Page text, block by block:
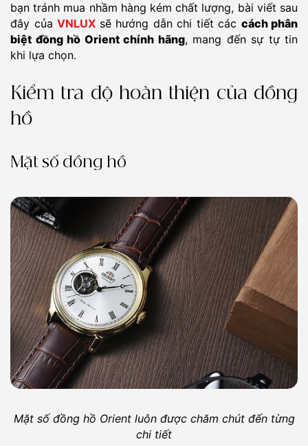
bạn tránh mua nhầm hàng kém chất lượng, bài viết sau
đây của VNLUX sẽ hướng dẫn chi tiết các cách phân
biệt đồng hồ Orient chính hãng, mang đến sự tự tin
khi lựa chọn.
Kiểm tra độ hoàn thiện của đồng
hồ
Mặt số đồng hồ
Mặt số đồng hồ Orient luôn được chăm chút đến từng
chi tiết